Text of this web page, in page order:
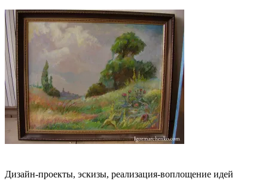
Дизайн-проекты, эскизы, реализация-воплощение идей